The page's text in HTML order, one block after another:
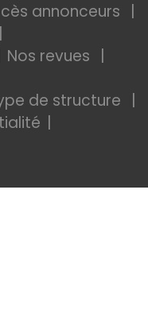
annonceurs
Nos revues
de structure